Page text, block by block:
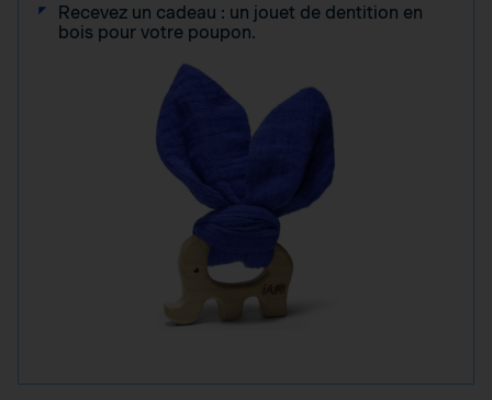
Recevez un cadeau : un jouet de dentition en
bois pour votre poupon.